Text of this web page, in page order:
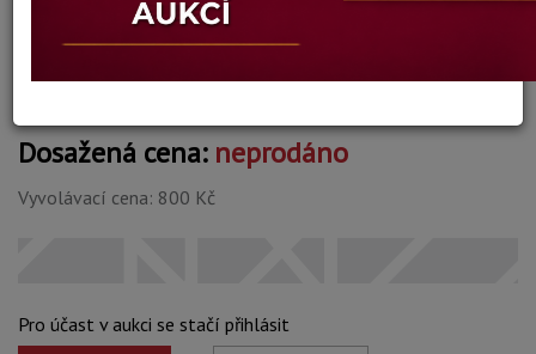
22.06.2026 20:19 SELČ
Dosažená cena: neprodáno
Vyvolávací cena: 800 Kč
Pro účast v aukci se stačí přihlásit